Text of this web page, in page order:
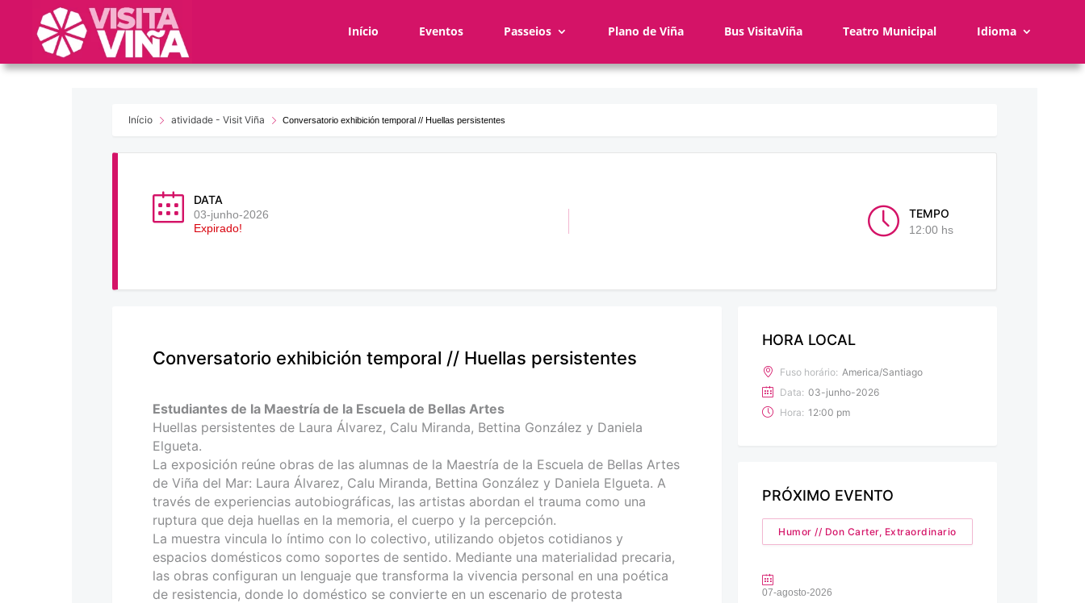
web
Início Eventos Passeios Plano de Viña Bus VisitaViña Teatro Municipal Idioma
Início atividade - Visit Viña Conversatorio exhibición temporal // Huellas persistentes
DATA
03-junho-2026
Expirado!
TEMPO
12:00 hs
Conversatorio exhibición temporal // Huellas persistentes
Estudiantes de la Maestría de la Escuela de Bellas Artes
Huellas persistentes de Laura Álvarez, Calu Miranda, Bettina González y Daniela
Elgueta.
La exposición reúne obras de las alumnas de la Maestría de la Escuela de Bellas Artes
de Viña del Mar: Laura Álvarez, Calu Miranda, Bettina González y Daniela Elgueta. A
través de experiencias autobiográficas, las artistas abordan el trauma como una
ruptura que deja huellas en la memoria, el cuerpo y la percepción.
La muestra vincula lo íntimo con lo colectivo, utilizando objetos cotidianos y
espacios domésticos como soportes de sentido. Mediante una materialidad precaria,
las obras configuran un lenguaje que transforma la vivencia personal en una poética
de resistencia, donde lo doméstico se convierte en un escenario de protesta
HORA LOCAL
Fuso horário: America/Santiago
Data: 03-junho-2026
Hora: 12:00 pm
PRÓXIMO EVENTO
Humor // Don Carter, Extraordinario
07-agosto-2026